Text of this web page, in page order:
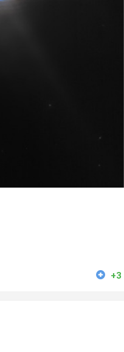
+3